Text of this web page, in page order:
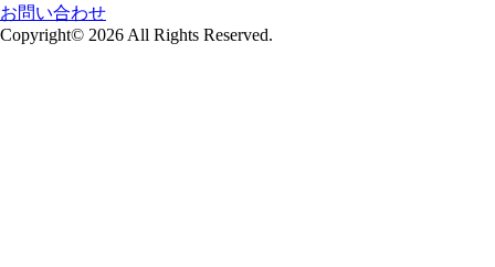
お問い合わせ
Copyright© 2026 All Rights Reserved.